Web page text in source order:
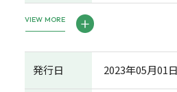
VIEW MORE
発行日 2023年05月01日